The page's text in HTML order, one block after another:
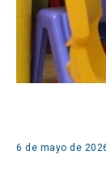
6 de mayo de